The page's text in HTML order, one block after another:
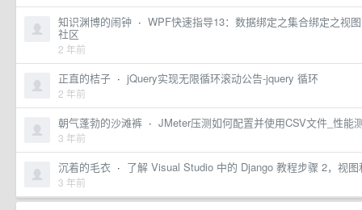
知识渊博的闹钟 · WPF快速指导13：数据绑定之集合绑定之视
社区
2 年前
正直的桔子 · jQuery实现无限循环滚动公告-jquery 循环
2 年前
朝气蓬勃的沙滩裤 · JMeter压测如何配置并使用CSV文件_性能
3 年前
沉着的毛衣 · 了解 Visual Studio 中的 Django 教程步骤 2，视
3 年前